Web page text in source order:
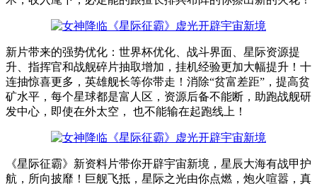
新片带来的强势优化：世界杯优化、战斗界面、星际资源提
升、指挥官和战舰碎片抽取增加，挂机经验更加大幅提升！十
连抽惊喜更多，英雄舰长等你带走！消除“贫富差距”，提高贫
矿水平，每个星球都是富人区，资源后备不能断，助跑战舰研
发中心，即使在外太空， 也不能输在起跑线上！
《星际征霸》新资料片带你开辟宇宙新境，星辰大海有战甲护
航，所向披靡！巨舰飞抵，星际之光由你点燃，炮火喧嚣，真